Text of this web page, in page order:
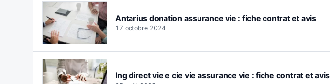
Antarius donation assurance vie : fiche contrat et avis
17 octobre 2024
Ing direct vie e cie vie assurance vie : fiche contrat et avis